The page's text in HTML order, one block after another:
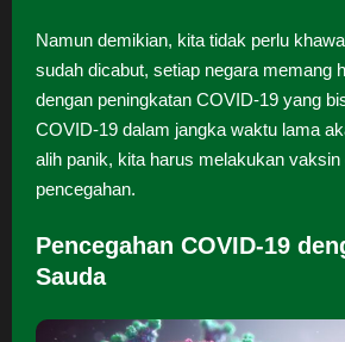
Namun demikian, kita tidak perlu
sudah dicabut, setiap negara memang
dengan peningkatan COVID-19 yang
COVID-19 dalam jangka waktu lama
alih panik, kita harus melakukan vaksin
pencegahan.
Pencegahan COVID-19
Sauda